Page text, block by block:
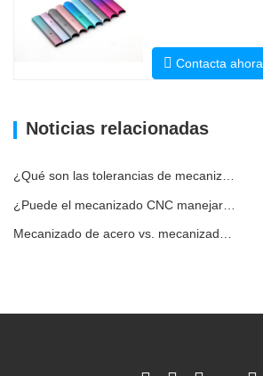
Contacta ahora
Noticias relacionadas
¿Qué son las tolerancias de mecanizado CNC y por qué son importantes?